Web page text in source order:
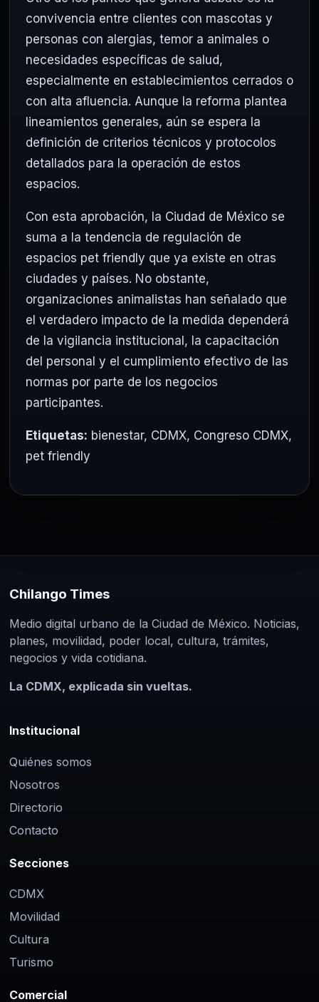
convivencia entre clientes con mascotas y
personas con alergias, temor a animales o
necesidades específicas de salud,
especialmente en establecimientos cerrados o
con alta afluencia. Aunque la reforma plantea
lineamientos generales, aún se espera la
definición de criterios técnicos y protocolos
detallados para la operación de estos
espacios.
Con esta aprobación, la Ciudad de México se
suma a la tendencia de regulación de
espacios pet friendly que ya existe en otras
ciudades y países. No obstante,
organizaciones animalistas han señalado que
el verdadero impacto de la medida dependerá
de la vigilancia institucional, la capacitación
del personal y el cumplimiento efectivo de las
normas por parte de los negocios
participantes.
Etiquetas: bienestar, CDMX, Congreso CDMX,
pet friendly
Chilango Times
Medio digital urbano de la Ciudad de México. Noticias,
planes, movilidad, poder local, cultura, trámites,
negocios y vida cotidiana.
La CDMX, explicada sin vueltas.
Institucional
Quiénes somos
Nosotros
Directorio
Contacto
Secciones
CDMX
Movilidad
Cultura
Turismo
Comercial